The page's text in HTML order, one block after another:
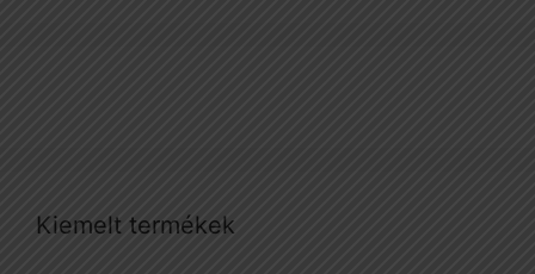
Kiemelt termékek